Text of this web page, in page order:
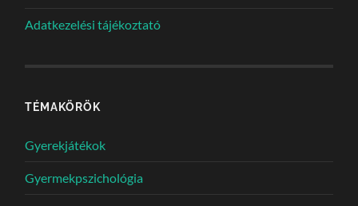
Adatkezelési tájékoztató
TÉMAKÖRÖK
Gyerekjátékok
Gyermekpszichológia